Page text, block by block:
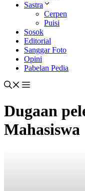
Sastra
Cerpen
Puisi
Sosok
Editorial
Sanggar Foto
Opini
Pabelan Pedia
Dugaan
Mahasiswa